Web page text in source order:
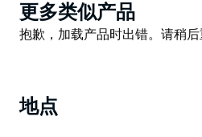
安全装备，并在出发前进行简短
租赁地点就在海滩边，无需任何
的热门之选。周边地区拥有野餐
Product
List
更多类似产品
Product
抱歉，加载产品时出错。请稍后
地点